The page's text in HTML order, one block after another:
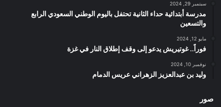
سبتمبر 29, 2024
مدرسة أبتدائية حداء الثانية تحتفل باليوم الوطني السعودي الرابع
والتسعين
مايو 12, 2024
فوراً.. غوتيريش يدعو إلى وقف إطلاق النار في غزة
نوفمبر 10, 2024
وليد بن عبدالعزيز الزهراني عريس الدمام
صور